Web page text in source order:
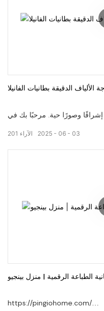
الدقيقة بطانيات الفانيلا
إشراقًا وصورًا حية. مرحبًا بك في
2025 06 03
201 الآراء
الطباعة الرقمية | منزل بينجيو
https://pingiohome.com/